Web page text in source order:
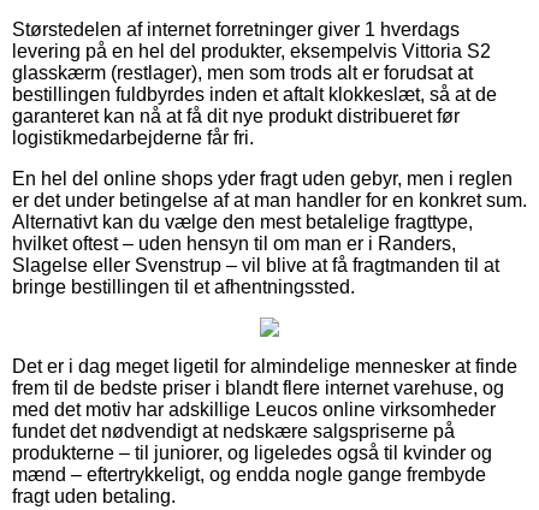
Størstedelen af internet forretninger giver 1 hverdags
levering på en hel del produkter, eksempelvis Vittoria S2
glasskærm (restlager), men som trods alt er forudsat at
bestillingen fuldbyrdes inden et aftalt klokkeslæt, så at de
garanteret kan nå at få dit nye produkt distribueret før
logistikmedarbejderne får fri.
En hel del online shops yder fragt uden gebyr, men i reglen
er det under betingelse af at man handler for en konkret sum.
Alternativt kan du vælge den mest betalelige fragttype,
hvilket oftest – uden hensyn til om man er i Randers,
Slagelse eller Svenstrup – vil blive at få fragtmanden til at
bringe bestillingen til et afhentningssted.
Det er i dag meget ligetil for almindelige mennesker at finde
frem til de bedste priser i blandt flere internet varehuse, og
med det motiv har adskillige Leucos online virksomheder
fundet det nødvendigt at nedskære salgspriserne på
produkterne – til juniorer, og ligeledes også til kvinder og
mænd – eftertrykkeligt, og endda nogle gange frembyde
fragt uden betaling.